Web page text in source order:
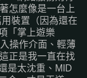
怎麼像是一台上
裝置（因為還在
「掌上遊樂
操作介面、輕薄
正是我一直在找
是太沈重、MID